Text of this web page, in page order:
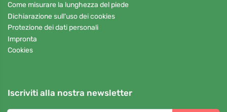
Come misurare la lunghezza del piede
Dichiarazione sull'uso dei cookies
Protezione dei dati personali
Impronta
Cookies
Iscriviti alla nostra newsletter